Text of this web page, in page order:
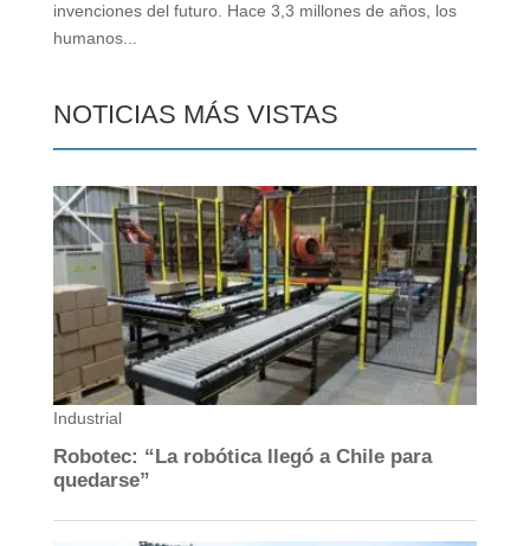
invenciones del futuro. Hace 3,3 millones de años, los
humanos...
NOTICIAS MÁS VISTAS